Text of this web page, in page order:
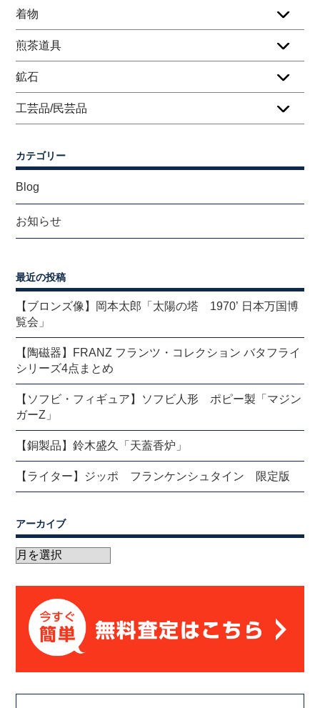
着物
煎茶道具
鉱石
工芸品/民芸品
カテゴリー
Blog
お知らせ
最近の投稿
【ブロンズ像】岡本太郎「太陽の塔 1970’ 日本万国博
覧会」
【陶磁器】FRANZ フランツ・コレクション バタフライ
シリーズ4点まとめ
【ソフビ・フィギュア】ソフビ人形 ポピー製「マジン
ガーZ」
【銅製品】鈴木盛久「天蓋香炉」
【ライター】ジッポ フランケンシュタイン 限定版
アーカイブ